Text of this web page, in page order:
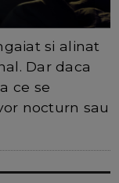
si alinat
Dar daca
ce se
nocturn sau